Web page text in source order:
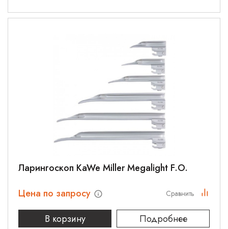
Ларингоскоп KaWe Miller Megalight F.O.
Цена по запросу
В корзину
Подробнее
Сравнить